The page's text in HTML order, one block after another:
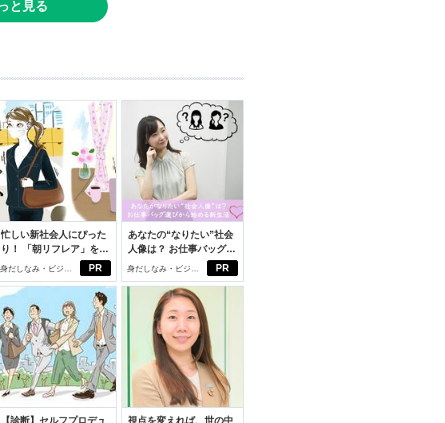
と見る
PR
忙しい新社会人にぴった
り！ 「朝リフレア」をは
じめよう。しっかりニオ
イケアして24時間快適。
身だしなみ・ビジネ
スアイテム
PR
あなたの“なりたい”社会
人像は？ お仕事バッグ選
びから始める新生活
身だしなみ・ビジネ
スアイテム
【診断】セルフプロデュ 視点を変えれば、世の中